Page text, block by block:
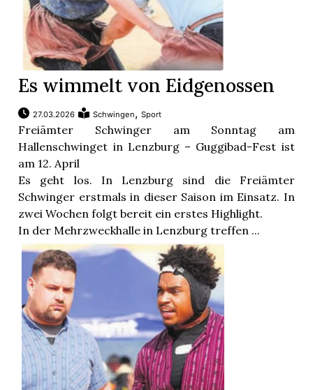
Es wimmelt von Eidgenossen
27.03.2026 Schwingen,Sport
Freiämter Schwinger am Sonntag am
Hallenschwinget in Lenzburg – Guggibad-Fest ist
am 12. April
Es geht los. In Lenzburg sind die Freiämter
Schwinger erstmals in dieser Saison im Einsatz. In
zwei Wochen folgt bereit ein erstes Highlight.
In der Mehrzweckhalle in Lenzburg treffen ...